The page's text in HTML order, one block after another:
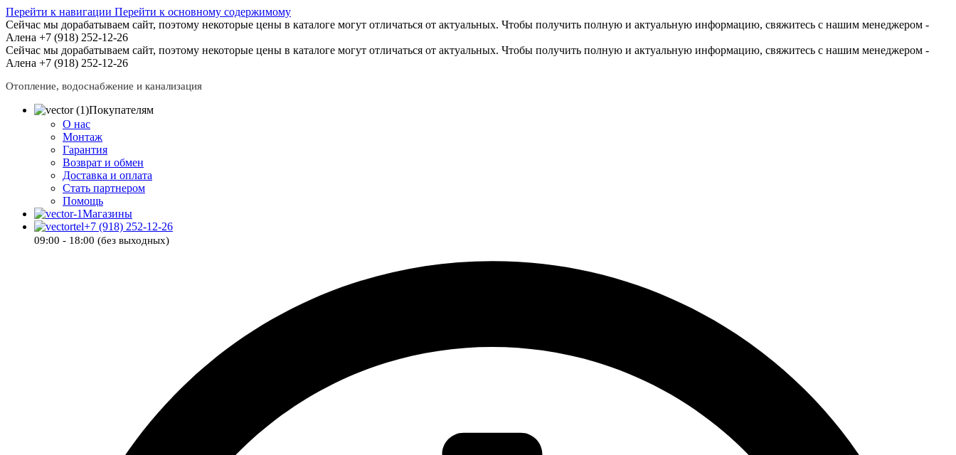
Перейти к навигации Перейти к основному содержимому
Сейчас мы дорабатываем сайт, поэтому некоторые цены в каталоге могут отличаться от актуальных. Чтобы получить полную и актуальную информацию, свяжитесь с нашим менеджером -
Алена +7 (918) 252-12-26
Сейчас мы дорабатываем сайт, поэтому некоторые цены в каталоге могут отличаться от актуальных. Чтобы получить полную и актуальную информацию, свяжитесь с нашим менеджером -
Алена +7 (918) 252-12-26
Отопление, водоснабжение и канализация
Покупателям
О нас
Монтаж
Гарантия
Возврат и обмен
Доставка и оплата
Стать партнером
Помощь
Магазины
+7 (918) 252-12-26
09:00 - 18:00 (без выходных)